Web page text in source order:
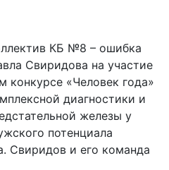
КБ №8 – ошибка
Свиридова на участие
конкурсе «Человек года»
диагностики и
железы у
потенциала
Свиридов и его команда